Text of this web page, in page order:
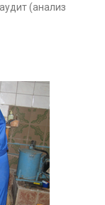
(анализ
проекта.